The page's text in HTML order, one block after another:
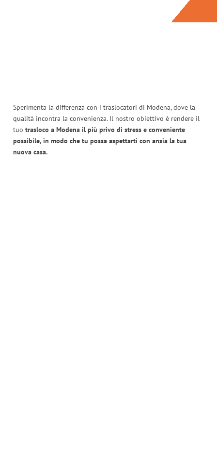
Sperimenta la differenza con i traslocatori di Modena, dove la
qualità incontra la convenienza. Il nostro obiettivo è rendere il
tuo trasloco a Modena il più privo di stress e conveniente
possibile, in modo che tu possa aspettarti con ansia la tua
nuova casa.